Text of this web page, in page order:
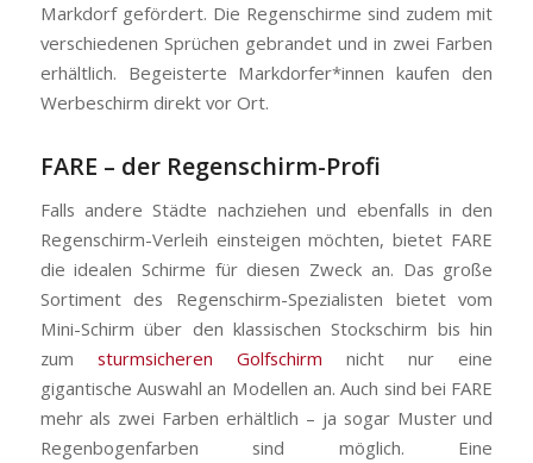
Markdorf gefördert. Die Regenschirme sind zudem mit
verschiedenen Sprüchen gebrandet und in zwei Farben
erhältlich. Begeisterte Markdorfer*innen kaufen den
Werbeschirm direkt vor Ort.
FARE – der Regenschirm-Profi
Falls andere Städte nachziehen und ebenfalls in den
Regenschirm-Verleih einsteigen möchten, bietet FARE
die idealen Schirme für diesen Zweck an. Das große
Sortiment des Regenschirm-Spezialisten bietet vom
Mini-Schirm über den klassischen Stockschirm bis hin
zum sturmsicheren Golfschirm nicht nur eine
gigantische Auswahl an Modellen an. Auch sind bei FARE
mehr als zwei Farben erhältlich – ja sogar Muster und
Regenbogenfarben sind möglich. Eine